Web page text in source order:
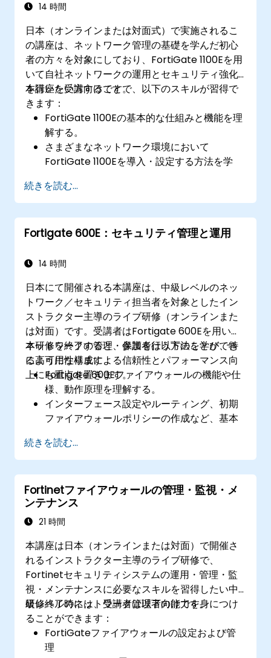
14 時間
日本（オンラインまたは対面式）で実施されるこ
の講座は、ネットワーク管理の基礎を学んだ初心
者の方々を対象にしており、FortiGate 1100Eを用
いて自社ネットワークの運用とセキュリティ強化
を行いたい方向けです。
本講座を受講することで、以下のスキルが習得で
きます：
FortiGate 1100Eの基本的な仕組みと機能を理
解する。
さまざまなネットワーク環境において
FortiGate 1100Eを導入・設定する方法を学
基本的な設定や管理作業について実践的な経
験を得る。
セキュリティポリシー、NAT、VPNの仕組み
を理解する。
法を習得する。
続きを読む...
Fortigate 600E：セキュリティ管理と運用
14 時間
日本にて開催される本講座は、中級レベルのネッ
トワーク／セキュリティ担当者を対象としたイン
ストラクター主導のライブ研修（オンラインまた
は対面）です。受講者はFortigate 600Eを用いて
ネットワークの管理・保護を行う方法を学び、特
に高可用性構成による信頼性とパフォーマンス向
上にも重点を置きます。
本研修を終了すると、参加者は以下のことができ
るようになります：
Fortigate 600Eファイアウォールの機能や仕
様、動作原理を理解する。
インターフェース設定やルーティング、初期
ファイアウォールポリシーの作成など、基本
SSL VPNやユーザー認証、ウイルス対策、
IPS、ウェブフィルタリング、マルウェア対策
といった高度なセキュリティ機能を設定・管
理し、さまざまなネットワーク脅威から防御
する。
高可用性構成における一般的な問題のトラブ
方法を習得する。
続きを読む...
Fortinetファイアウォールの管理・監視・メ
ンテナンス
21 時間
本講座は日本（オンラインまたは対面）で開催さ
れるインストラクター主導のライブ研修で、
Fortinetセキュリティシステムの運用・管理・監
視・メンテナンスに必要なスキルを習得したい中
級レベルのネットワーク管理者向けです。
研修終了時には、受講者は以下の能力を身につけ
ることができます：
FortiGateファイアウォールの設定および管
理